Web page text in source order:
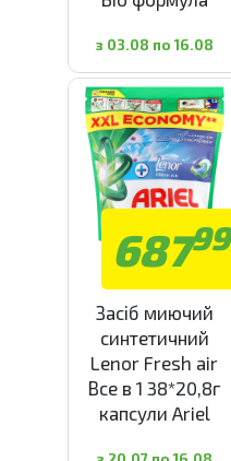
з 03.08 по 16.08
68799
Засіб миючий
синтетичний
Lenor Fresh air
Все в 1 38*20,8г
капсули Ariel